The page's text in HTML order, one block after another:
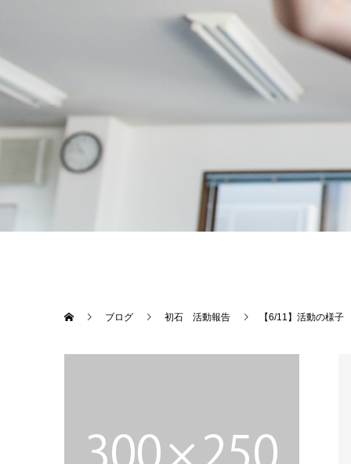
ブログ 初石 活動報告 【6/11】活動の様子